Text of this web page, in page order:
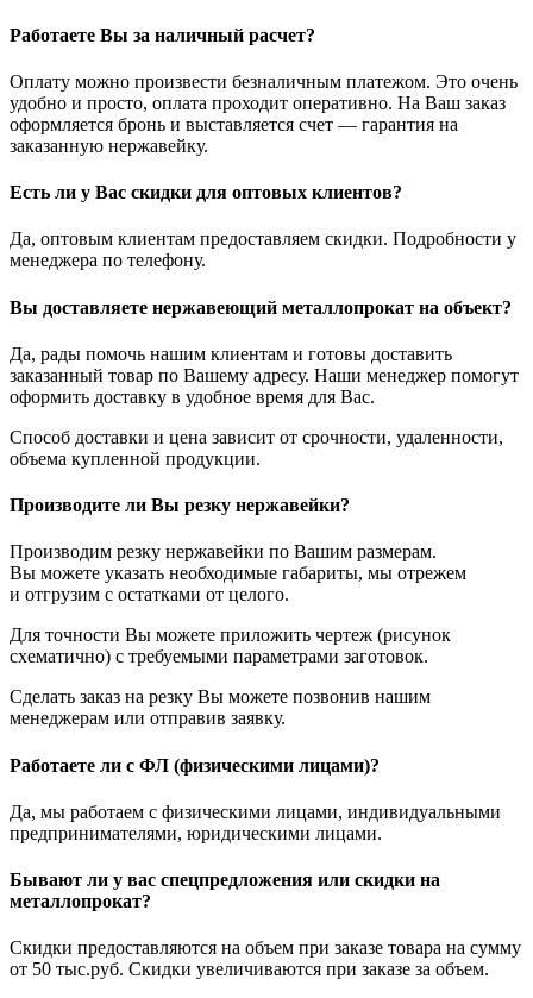
Работаете Вы за наличный расчет?
Оплату можно произвести безналичным платежом. Это очень
удобно и просто, оплата проходит оперативно. На Ваш заказ
оформляется бронь и выставляется счет — гарантия на
заказанную нержавейку.
Есть ли у Вас скидки для оптовых клиентов?
Да, оптовым клиентам предоставляем скидки. Подробности у
менеджера по телефону.
Вы доставляете нержавеющий металлопрокат на объект?
Да, рады помочь нашим клиентам и готовы доставить
заказанный товар по Вашему адресу. Наши менеджер помогут
оформить доставку в удобное время для Вас.
Способ доставки и цена зависит от срочности, удаленности,
объема купленной продукции.
Производите ли Вы резку нержавейки?
Производим резку нержавейки по Вашим размерам.
Вы можете указать необходимые габариты, мы отрежем
и отгрузим с остатками от целого.
Для точности Вы можете приложить чертеж (рисунок
схематично) с требуемыми параметрами заготовок.
Сделать заказ на резку Вы можете позвонив нашим
менеджерам или отправив заявку.
Работаете ли с ФЛ (физическими лицами)?
Да, мы работаем с физическими лицами, индивидуальными
предпринимателями, юридическими лицами.
Бывают ли у вас спецпредложения или скидки на
металлопрокат?
Скидки предоставляются на объем при заказе товара на сумму
от 50 тыс.руб. Скидки увеличиваются при заказе за объем.